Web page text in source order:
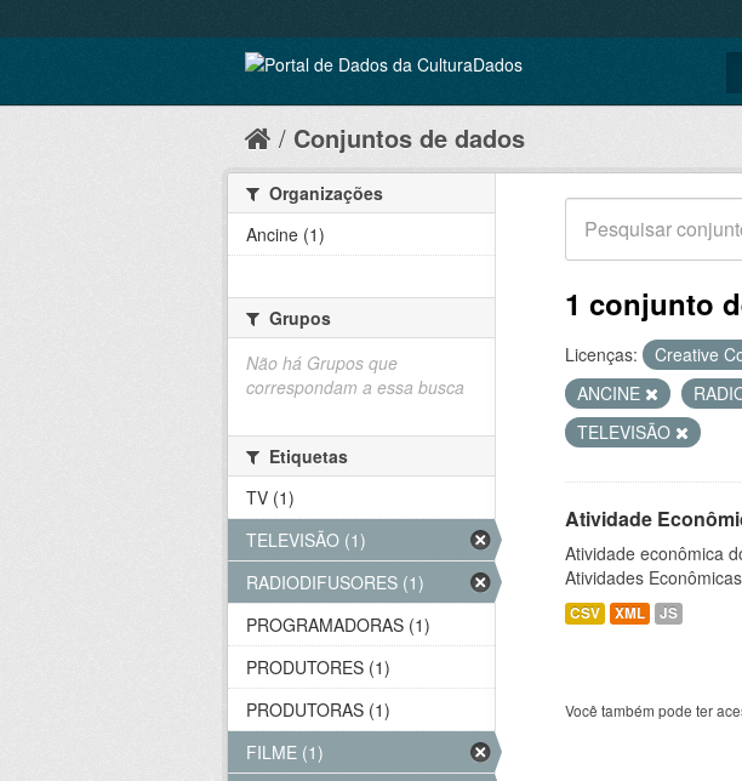
Conjuntos de dados
1 conjunto
Licenças: Creative
ANCINE
TELEVISÃO
Atividade
Atividade econômica
Atividades
CSV XML JS
Você também pode ter
Organizações
Ancine (1)
Grupos
Não há Grupos que
correspondam a essa busca
Etiquetas
TV (1)
TELEVISÃO (1)
RADIODIFUSORES (1)
PROGRAMADORAS (1)
PRODUTORES (1)
PRODUTORAS (1)
FILME (1)